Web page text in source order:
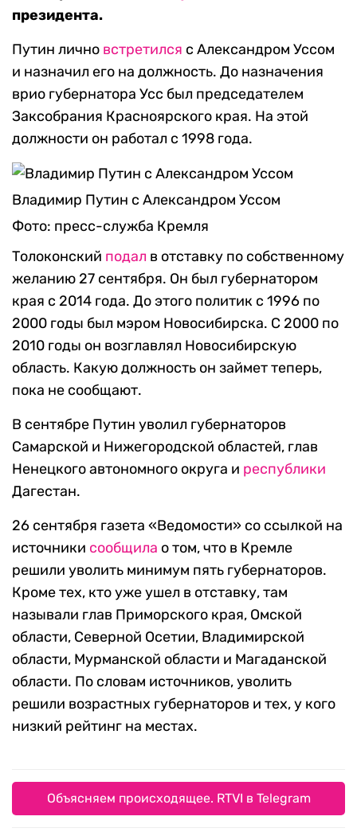
президента.
Путин лично встретился с Александром Уссом
и назначил его на должность. До назначения
врио губернатора Усс был председателем
Заксобрания Красноярского края. На этой
должности он работал с 1998 года.
Владимир Путин с Александром Уссом
Фото: пресс-служба Кремля
Толоконский подал в отставку по собственному
желанию 27 сентября. Он был губернатором
края с 2014 года. До этого политик с 1996 по
2000 годы был мэром Новосибирска. С 2000 по
2010 годы он возглавлял Новосибирскую
область. Какую должность он займет теперь,
пока не сообщают.
В сентябре Путин уволил губернаторов
Самарской и Нижегородской областей, глав
Ненецкого автономного округа и республики
Дагестан.
26 сентября газета «Ведомости» со ссылкой на
источники сообщила о том, что в Кремле
решили уволить минимум пять губернаторов.
Кроме тех, кто уже ушел в отставку, там
называли глав Приморского края, Омской
области, Северной Осетии, Владимирской
области, Мурманской области и Магаданской
области. По словам источников, уволить
решили возрастных губернаторов и тех, у кого
низкий рейтинг на местах.
Объясняем происходящее. RTVI в Telegram